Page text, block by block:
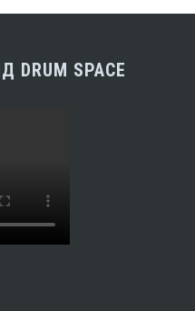
SPACE